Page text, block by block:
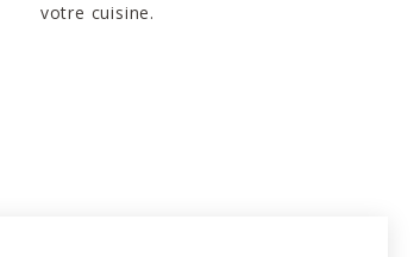
votre cuisine.